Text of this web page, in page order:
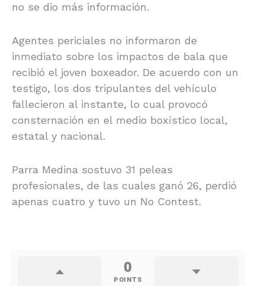
no se dio más información.
Agentes periciales no informaron de
inmediato sobre los impactos de bala que
recibió el joven boxeador. De acuerdo con un
testigo, los dos tripulantes del vehículo
fallecieron al instante, lo cual provocó
consternación en el medio boxístico local,
estatal y nacional.
Parra Medina sostuvo 31 peleas
profesionales, de las cuales ganó 26, perdió
apenas cuatro y tuvo un No Contest.
0
POINTS